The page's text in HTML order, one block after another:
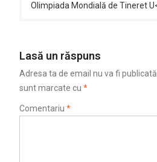
Olimpiada Mondială de Tineret
Lasă un răspuns
Adresa ta de email nu va fi
sunt marcate cu *
Comentariu *